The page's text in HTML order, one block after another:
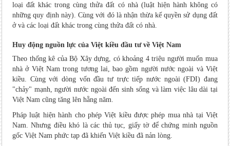
loại đất khác trong cùng thửa đất có nhà (luật hiện hành không có
những quy định này). Cùng với đó là nhận thừa kế quyền sử dụng đất
ở và các loại đất khác trong cùng thửa đất có nhà.
Huy động nguồn lực của Việt kiều đầu tư về Việt Nam
Theo thống kê của Bộ Xây dựng, có khoảng 4 triệu người muốn mua
nhà ở Việt Nam trong tương lai, bao gồm người nước ngoài và Việt
kiều. Cùng với dòng vốn đầu tư trực tiếp nước ngoài (FDI) đang
"chảy" mạnh, người nước ngoài đến sinh sống và làm việc lâu dài tại
Việt Nam cũng tăng lên hằng năm.
Pháp luật hiện hành cho phép Việt kiều được phép mua nhà tại Việt
Nam. Nhưng điều khó là các thủ tục, giấy tờ để chứng minh nguồn
gốc Việt Nam phức tạp đã khiến Việt kiều đã nản lòng.